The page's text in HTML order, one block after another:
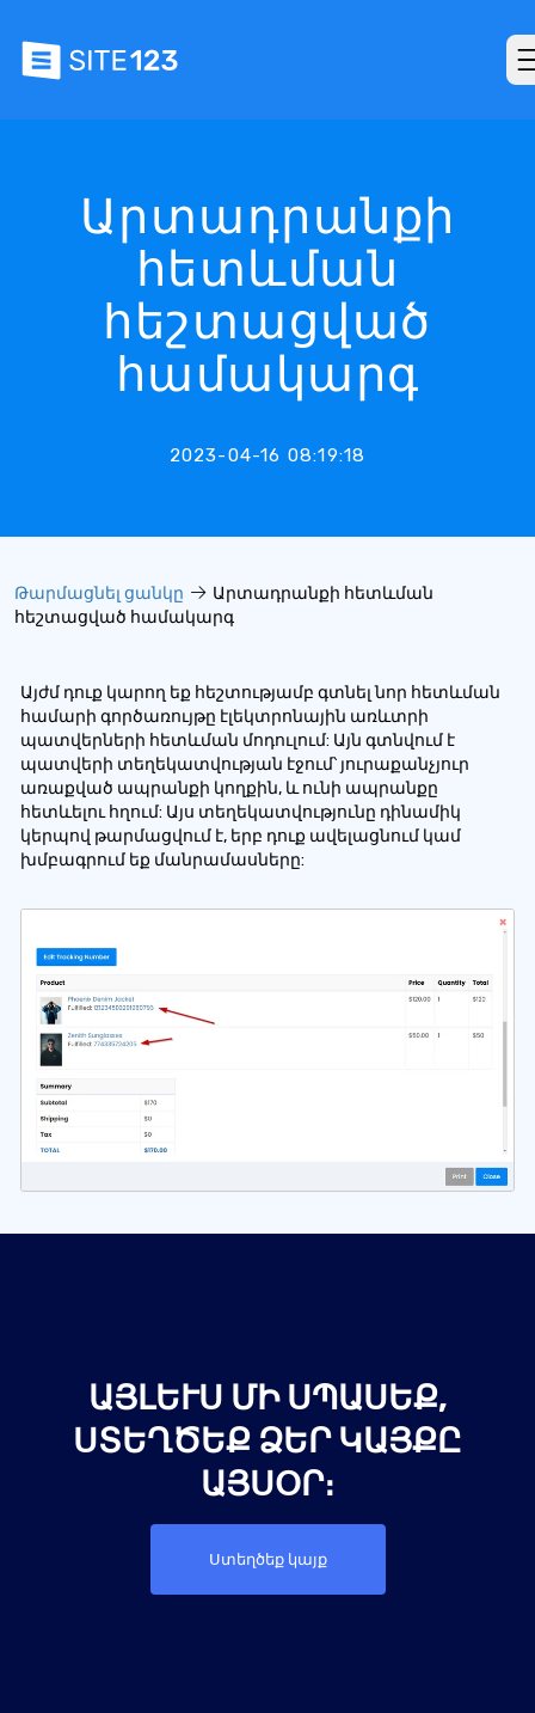
Արտադրանքի
հետևման
հեշտացված
համակարգ
2023-04-16 08:19:18
Թարմացնել ցանկը
Արտադրանքի հետևման
հեշտացված համակարգ
Այժմ դուք կարող եք հեշտությամբ գտնել նոր հետևման
համարի գործառույթը էլեկտրոնային առևտրի
պատվերների հետևման մոդուլում: Այն գտնվում է
պատվերի տեղեկատվության էջում՝ յուրաքանչյուր
առաքված ապրանքի կողքին, և ունի ապրանքը
հետևելու հղում: Այս տեղեկատվությունը դինամիկ
կերպով թարմացվում է, երբ դուք ավելացնում կամ
խմբագրում եք մանրամասները:
ԱՅԼԵՒՍ ՄԻ ՍՊԱՍԵՔ, Ս
ՏԵՂԾԵՔ ՁԵՐ ԿԱՅՔԸ Ա
ՅՍՕՐ։
Ստեղծեք կայք